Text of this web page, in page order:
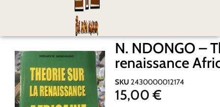
N. NDONGO –
renaissance
SKU 2430000012174
15,00€